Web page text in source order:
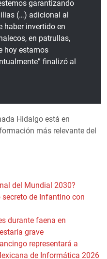
garantizando
(…) adicional al
haber invertido en
en patrullas,
hoy estamos
finalizó al
Hidalgo está en
más relevante del
del Mundial 2030?
de Infantino con
durante faena en
grave
representará a
de Informática 2026